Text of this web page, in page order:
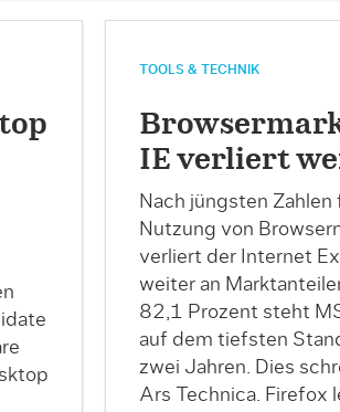
TOOLS & TECHNIK
IE verliert
Nach jüngsten Zahlen
Nutzung von
verliert der Internet
weiter an
82,1 Prozent steht
auf dem tiefsten
zwei Jahren. Dies
Ars Technica. Firefox